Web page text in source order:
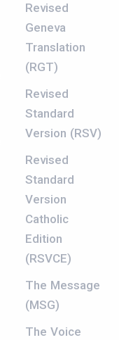
Revised
Geneva
Translation
(RGT)
Revised
Standard
Version (RSV)
Revised
Standard
Version
Catholic
Edition
(RSVCE)
The Message
(MSG)
The Voice